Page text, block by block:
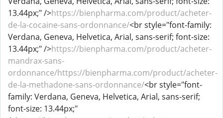
13.44px;" />https://bienpharma.com/product/acheter-
de-la-cocaine-sans-ordonnance/<br style="font-family:
Verdana, Geneva, Helvetica, Arial, sans-serif; font-size:
13.44px;" />https://bienpharma.com/product/acheter-
mandrax-sans-
ordonnance/https://bienpharma.com/product/acheter-
de-la-methadone-sans-ordonnance/<br style="font-
family: Verdana, Geneva, Helvetica, Arial, sans-serif;
font-size: 13.44px;"